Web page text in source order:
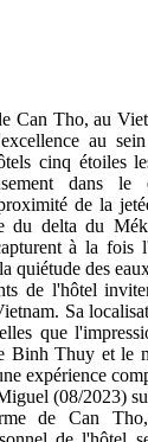
Can Tho, au
au
cinq étoiles
dans
de la
du delta du
à la fois
quiétude des
de l'hôtel
Sa
que
Binh Thuy et le
expérience
(08/2023)
de Can